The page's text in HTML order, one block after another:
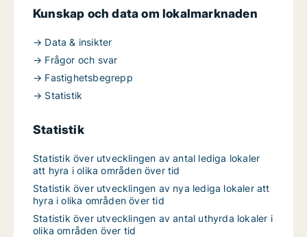
Kunskap och data om lokalmarknaden
→ Data & insikter
→ Frågor och svar
→ Fastighetsbegrepp
→ Statistik
Statistik
Statistik över utvecklingen av antal lediga lokaler
att hyra i olika områden över tid
Statistik över utvecklingen av nya lediga lokaler att
hyra i olika områden över tid
Statistik över utvecklingen av antal uthyrda lokaler i
olika områden över tid